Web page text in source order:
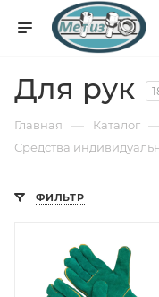
Для рук
Главная — Каталог
Средства
ФИЛЬТР